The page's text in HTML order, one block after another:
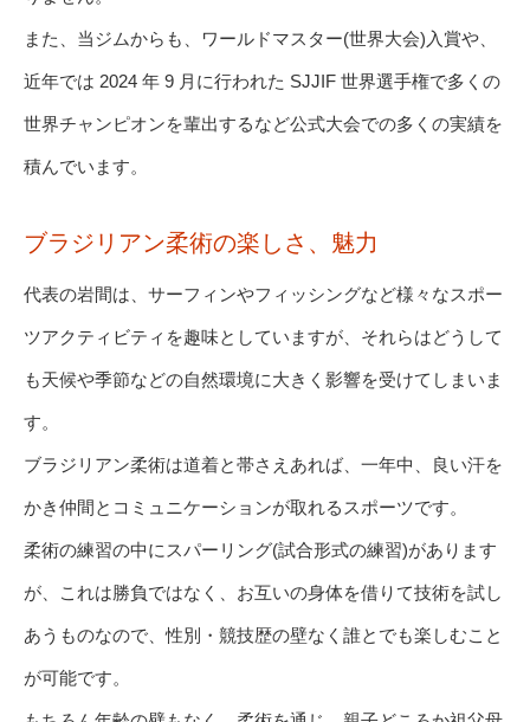
また、当ジムからも、ワールドマスター(世界大会)入賞や、
近年では 2024 年 9 月に行われた SJJIF 世界選手権で多くの
世界チャンピオンを輩出するなど公式大会での多くの実績を
積んでいます。
ブラジリアン柔術の楽しさ、魅力
代表の岩間は、サーフィンやフィッシングなど様々なスポー
ツアクティビティを趣味としていますが、それらはどうして
も天候や季節などの自然環境に大きく影響を受けてしまいま
す。
ブラジリアン柔術は道着と帯さえあれば、一年中、良い汗を
かき仲間とコミュニケーションが取れるスポーツです。
柔術の練習の中にスパーリング(試合形式の練習)があります
が、これは勝負ではなく、お互いの身体を借りて技術を試し
あうものなので、性別・競技歴の壁なく誰とでも楽しむこと
が可能です。